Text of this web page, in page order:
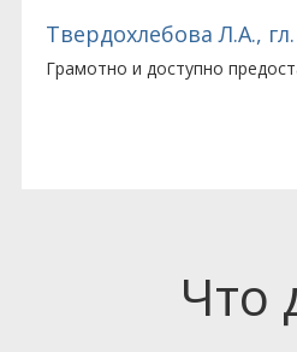
Твердохлебова Л.А.,
Грамотно и доступно
Что